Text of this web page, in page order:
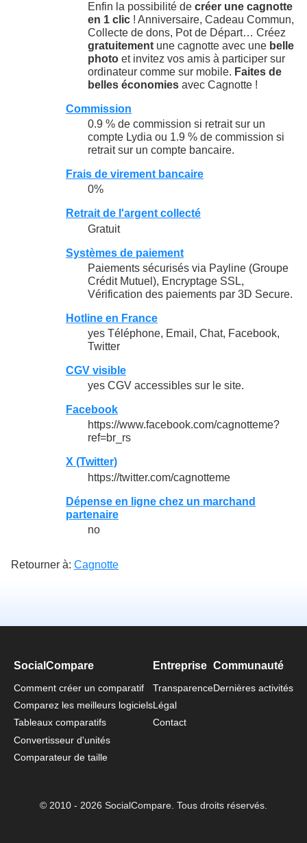
Enfin la possibilité de créer une cagnotte
en 1 clic ! Anniversaire, Cadeau Commun,
Collecte de dons, Pot de Départ… Créez
gratuitement une cagnotte avec une belle
photo et invitez vos amis à participer sur
ordinateur comme sur mobile. Faites de
belles économies avec Cagnotte !
Commission
0.9 % de commission si retrait sur un
compte Lydia ou 1.9 % de commission si
retrait sur un compte bancaire.
Frais de virement bancaire
0%
Retrait de l'argent collecté
Gratuit
Systèmes de paiement
Paiements sécurisés via Payline (Groupe
Crédit Mutuel), Encryptage SSL,
Vérification des paiements par 3D Secure.
Hotline en France
yes Téléphone, Email, Chat, Facebook,
Twitter
CGV visible
yes CGV accessibles sur le site.
Facebook
https://www.facebook.com/cagnotteme?
ref=br_rs
X (Twitter)
https://twitter.com/cagnotteme
Dépense en ligne chez un marchand
partenaire
no
Retourner à: Cagnotte
SocialCompare
Comment créer un comparatif
Comparez les meilleurs logiciels
Tableaux comparatifs
Convertisseur d'unités
Comparateur de taille
Entreprise
Transparence
Légal
Contact
Communauté
Dernières activités
© 2010 - 2026 SocialCompare. Tous droits réservés.